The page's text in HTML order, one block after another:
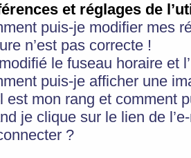
et réglages de
puis-je modifier mes
n’est pas correcte !
le fuseau horaire et
puis-je afficher une
est mon rang et comment
je clique sur le lien de
?